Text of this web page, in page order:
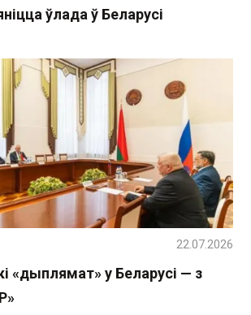
ўлада ў Беларусі
«дыплямат» у Беларусі — з
22.07.2026